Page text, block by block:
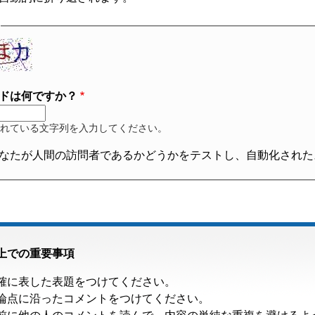
は何ですか？
ている文字列を入力してください。
たが人間の訪問者であるかどうかをテストし、自動化され
での重要事項
に表した表題をつけてください。
点に沿ったコメントをつけてください。